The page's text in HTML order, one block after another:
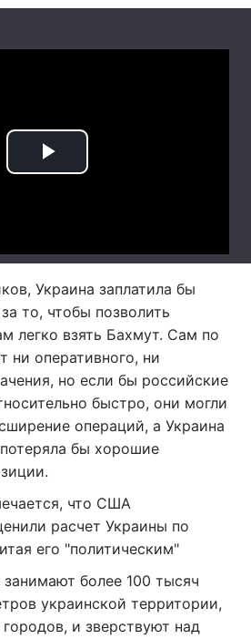
Украина заплатила бы
то, чтобы позволить
легко взять Бахмут. Сам по
ни оперативного, ни
но если бы российские
быстро, они могли
операций, а Украина
бы хорошие
что США
расчет Украины по
его "политическим"
более 100 тысяч
украинской территории,
и зверствуют над